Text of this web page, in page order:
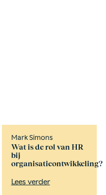
Mark Simons
Wat is de rol van HR
bij
organisatieontwikkeling?
Lees verder